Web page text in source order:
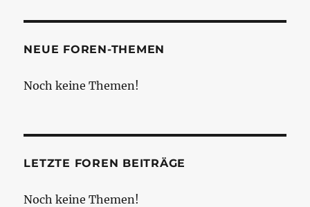
NEUE FOREN-THEMEN
Noch keine Themen!
LETZTE FOREN BEITRÄGE
Noch keine Themen!